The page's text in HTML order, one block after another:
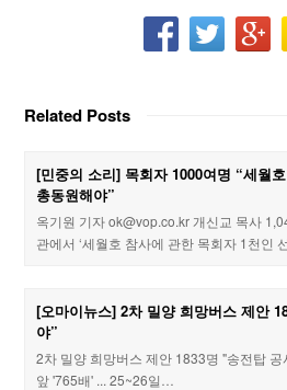
Related Posts
[민중의 소리] 목회자 1000여명 “세월
총동원해야”
옥기원 기자 ok@vop.co.kr 개신교 목사
관에서 ‘세월호 참사에 관한 목회자 1천인
[오마이뉴스] 2차 밀양 희망버스 제안
야”
2차 밀양 희망버스 제안 1833명 "송전탑
앞 '765배' ... 25~26일…